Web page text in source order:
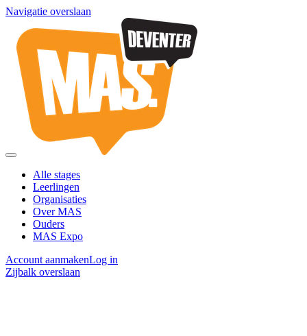
Navigatie overslaan
Alle stages
Leerlingen
Organisaties
Over MAS
Ouders
MAS Expo
Account aanmakenLog in
Zijbalk overslaan